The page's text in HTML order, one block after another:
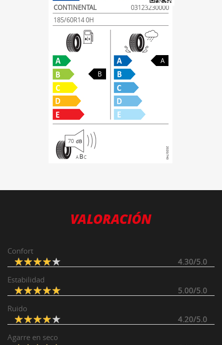
CONTINENTAL
03123230000
185/60R14 0H
B
A
70
A BC
VALORACIÓN
Confort
4.30/5.0
Estabilidad
5.00/5.0
Ruido
4.20/5.0
Agarre en seco